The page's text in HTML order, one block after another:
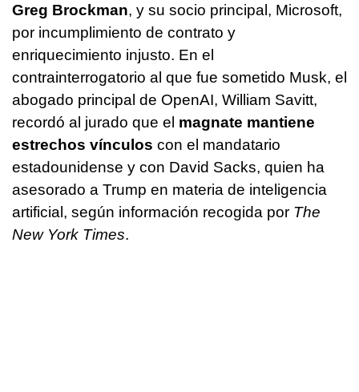
Greg Brockman, y su socio principal, Microsoft,
por incumplimiento de contrato y
enriquecimiento injusto. En el
contrainterrogatorio al que fue sometido Musk, el
abogado principal de OpenAI, William Savitt,
recordó al jurado que el magnate mantiene
estrechos vínculos con el mandatario
estadounidense y con David Sacks, quien ha
asesorado a Trump en materia de inteligencia
artificial, según información recogida por The
New York Times.